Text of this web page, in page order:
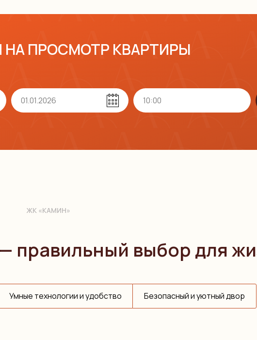
НА ПРОСМОТР КВАРТИРЫ
ЖК «КАМИН»
правильный выбор для
Умные технологии и удобство Безопасный и уютный двор